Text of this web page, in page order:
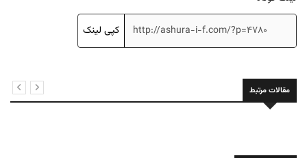
کپی لینک
مقالات مرتبط